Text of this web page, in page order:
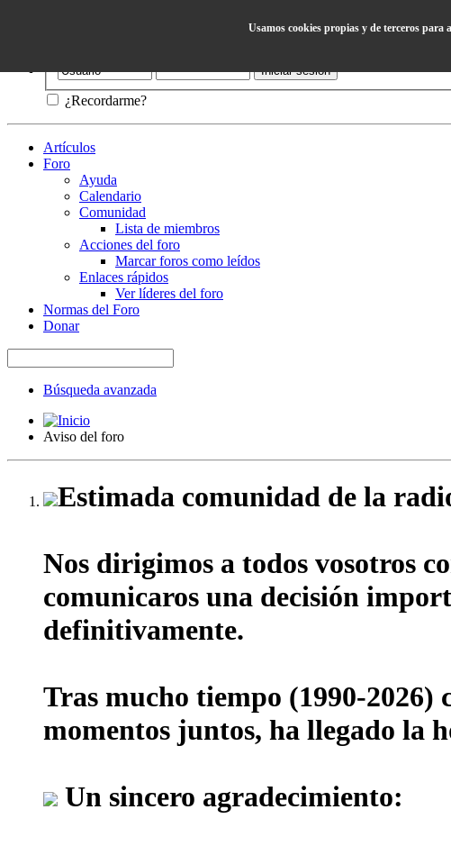
¿Recordarme?
Usamos cookies propias y de terceros para
Artículos
Foro
Ayuda
Calendario
Comunidad
Lista de miembros
Acciones del foro
Marcar foros como leídos
Enlaces rápidos
Ver líderes del foro
Normas del Foro
Donar
Búsqueda avanzada
Aviso del foro
Estimada comunidad de la
Nos dirigimos a todos vosotros
comunicaros una decisión
definitivamente.
Tras mucho tiempo (1990-2026)
momentos juntos, ha llegado la
Un sincero agradecimiento: